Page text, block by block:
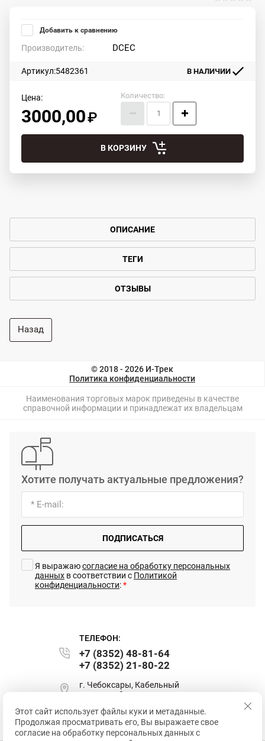
Добавить к сравнению
Производитель: DCEC
Артикул:5482361 В НАЛИЧИИ
Цена:
3000,00
Количество:
В КОРЗИНУ
ОПИСАНИЕ
ТЕГИ
ОТЗЫВЫ
Назад
© 2018 - 2026 И-Трек
Политика конфиденциальности
Наименования торговых марок приведены в качестве
справочной информации и принадлежат их владельцам
Хотите получать актуальные предложения?
ПОДПИСАТЬСЯ
Я выражаюсогласие на обработку персональных
данных в соответствии с Политикой
конфиденциальности:*
ТЕЛЕФОН:
+7 (8352) 48-81-64
+7 (8352) 21-80-22
г. Чебоксары, Кабельный
проезд, д. 3
sales@intertrek.ru
Этот сайт использует файлы куки и метаданные.
Продолжая просматривать его, Вы выражаете свое
согласие на обработку персональных данных с